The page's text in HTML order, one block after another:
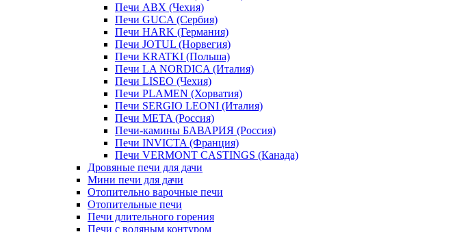
Печи ABX (Чехия)
Печи GUCA (Сербия)
Печи HARK (Германия)
Печи JOTUL (Норвегия)
Печи KRATKI (Польша)
Печи LA NORDICA (Италия)
Печи LISEO (Чехия)
Печи PLAMEN (Хорватия)
Печи SERGIO LEONI (Италия)
Печи META (Россия)
Печи-камины БАВАРИЯ (Россия)
Печи INVICTA (Франция)
Печи VERMONT CASTINGS (Канада)
Дровяные печи для дачи
Мини печи для дачи
Отопительно варочные печи
Отопительные печи
Печи длительного горения
Печи с водяным контуром